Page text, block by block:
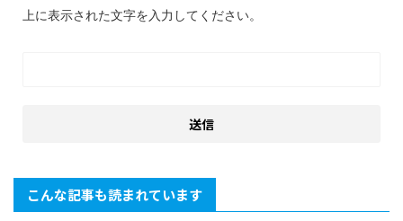
上に表示された文字を入力してください。
こんな記事も読まれています